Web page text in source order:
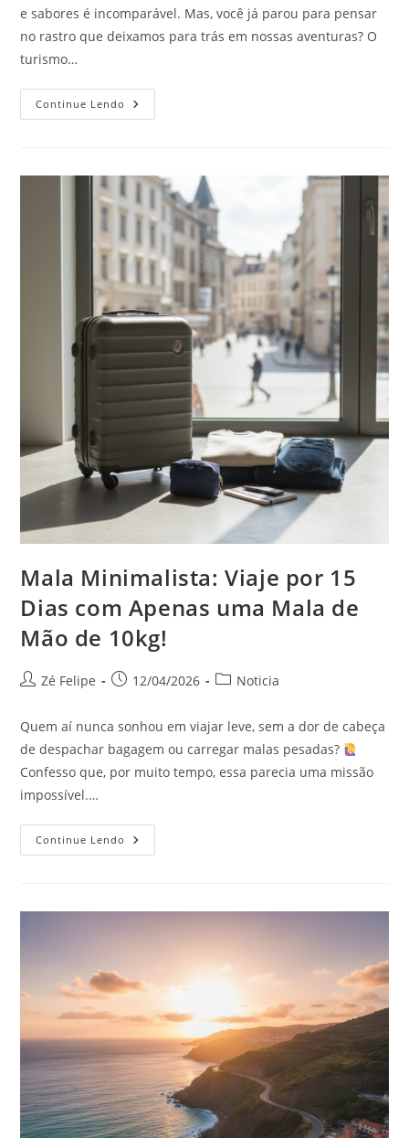
e sabores é incomparável. Mas, você já parou para pensar
no rastro que deixamos para trás em nossas aventuras? O
turismo…
Continue Lendo Turismo
Sustentável:
Enquanto
Explora
O
Mundo
Mala Minimalista: Viaje por 15
Dias com Apenas uma Mala de
Mão de 10kg!
Autor
post:
Zé Felipe
Post12/04/2026
Categoria
post:
Noticia
Quem aí nunca sonhou em viajar leve, sem a dor de cabeça
de despachar bagagem ou carregar malas pesadas?
Confesso que, por muito tempo, essa parecia uma missão
impossível.…
Continue Lendo Mala
Minimalista:
Com
Mão
De